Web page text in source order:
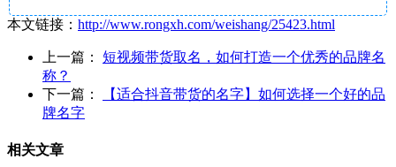
本文链接： http://www.rongxh.com/weishang/25423.html
上一篇： 短视频带货取名，如何打造一个优秀的品牌名
称？
下一篇：
【适合抖音带货的名字】如何选择一个好的品
牌名字
相关文章